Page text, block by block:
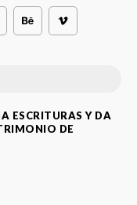
ESCRITURAS Y DA
DE